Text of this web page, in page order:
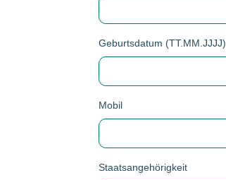
Geburtsdatum (TT.MM.JJJJ)
Mobil
Staatsangehörigkeit